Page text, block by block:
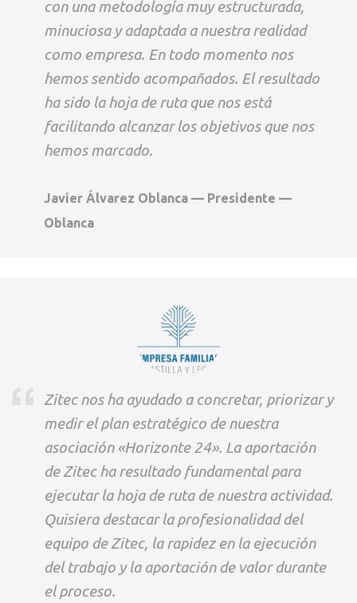
con una metodología muy estructurada,
minuciosa y adaptada a nuestra realidad
como empresa. En todo momento nos
hemos sentido acompañados. El resultado
ha sido la hoja de ruta que nos está
facilitando alcanzar los objetivos que nos
hemos marcado.
Javier Álvarez Oblanca — Presidente —
Oblanca
Zitec nos ha ayudado a concretar, priorizar y
medir el plan estratégico de nuestra
asociación «Horizonte 24». La aportación
de Zitec ha resultado fundamental para
ejecutar la hoja de ruta de nuestra actividad.
Quisiera destacar la profesionalidad del
equipo de Zitec, la rapidez en la ejecución
del trabajo y la aportación de valor durante
el proceso.